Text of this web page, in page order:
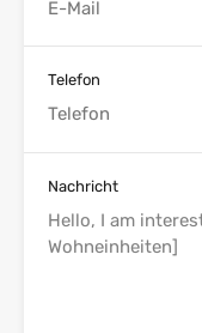
Telefon
Nachricht